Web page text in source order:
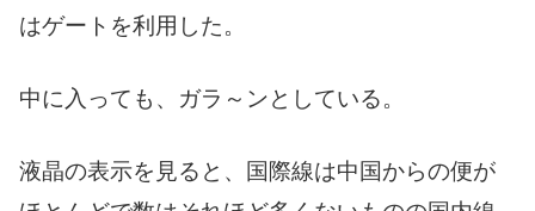
はゲートを利用した。
中に入っても、ガラ～ンとしている。
液晶の表示を見ると、国際線は中国からの便が